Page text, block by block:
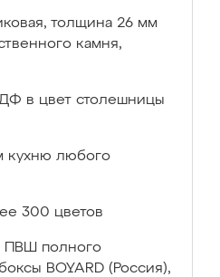
толщина 26 мм
камня,
в цвет столешницы
кухню любого
300 цветов
ПВШ полного
BOYARD (Россия),